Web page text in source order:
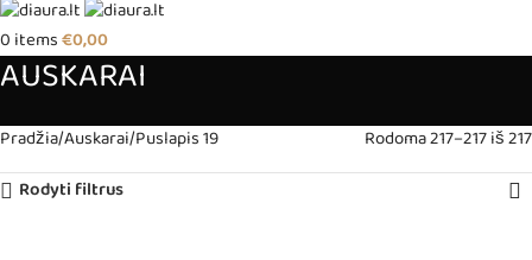
0 items€0,00
AUSKARAI
Pradžia Auskarai Puslapis 19
Rodoma 217–217 iš 217
Rodyti filtrus